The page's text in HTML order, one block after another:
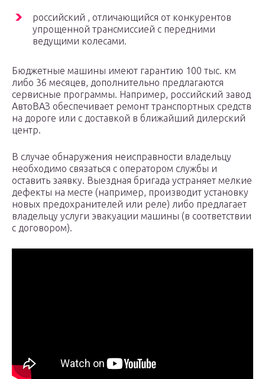
российский , отличающийся от конкурентов
упрощенной трансмиссией с передними
ведущими колесами.
Бюджетные машины имеют гарантию 100 тыс. км
либо 36 месяцев, дополнительно предлагаются
сервисные программы. Например, российский завод
АвтоВАЗ обеспечивает ремонт транспортных средств
на дороге или с доставкой в ближайший дилерский
центр.
В случае обнаружения неисправности владельцу
необходимо связаться с оператором службы и
оставить заявку. Выездная бригада устраняет мелкие
дефекты на месте (например, производит установку
новых предохранителей или реле) либо предлагает
владельцу услуги эвакуации машины (в соответствии
с договором).